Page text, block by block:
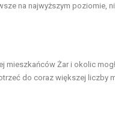
na najwyższym poziomie,
mieszkańców Żar i okolic
do coraz większej liczby